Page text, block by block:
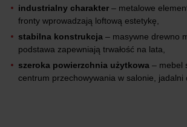
industrialny charakter – metalowe
fronty wprowadzają loftową estetykę,
stabilna konstrukcja – masywne drewno
podstawa zapewniają trwałość na lata,
szeroka powierzchnia użytkowa – mebel
centrum przechowywania w salonie, jadalni